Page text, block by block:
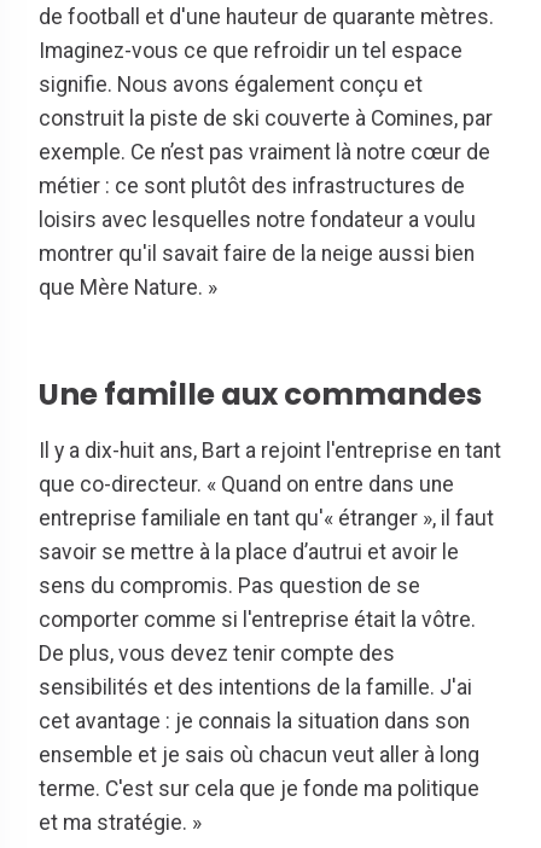
de football et d'une hauteur de quarante mètres.
Imaginez-vous ce que refroidir un tel espace
signifie. Nous avons également conçu et
construit la piste de ski couverte à Comines, par
exemple. Ce n’est pas vraiment là notre cœur de
métier : ce sont plutôt des infrastructures de
loisirs avec lesquelles notre fondateur a voulu
montrer qu'il savait faire de la neige aussi bien
que Mère Nature. »
Une famille aux commandes
Il y a dix-huit ans, Bart a rejoint l'entreprise en tant
que co-directeur. « Quand on entre dans une
entreprise familiale en tant qu'« étranger », il faut
savoir se mettre à la place d’autrui et avoir le
sens du compromis. Pas question de se
comporter comme si l'entreprise était la vôtre.
De plus, vous devez tenir compte des
sensibilités et des intentions de la famille. J'ai
cet avantage : je connais la situation dans son
ensemble et je sais où chacun veut aller à long
terme. C'est sur cela que je fonde ma politique
et ma stratégie. »